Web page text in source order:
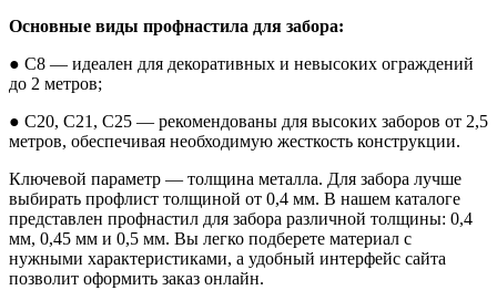
Основные виды профнастила для забора:
● С8 — идеален для декоративных и невысоких ограждений
до 2 метров;
● С20, С21, С25 — рекомендованы для высоких заборов от 2,5
метров, обеспечивая необходимую жесткость конструкции.
Ключевой параметр — толщина металла. Для забора лучше
выбирать профлист толщиной от 0,4 мм. В нашем каталоге
представлен профнастил для забора различной толщины: 0,4
мм, 0,45 мм и 0,5 мм. Вы легко подберете материал с
нужными характеристиками, а удобный интерфейс сайта
позволит оформить заказ онлайн.